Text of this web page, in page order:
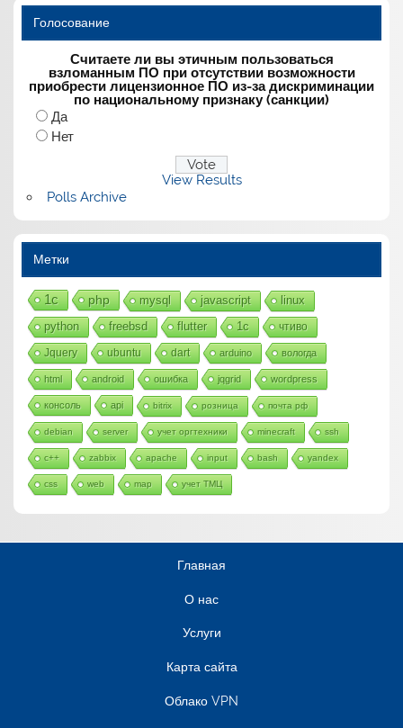
Голосование
Считаете ли вы этичным пользоваться
взломанным ПО при отсутствии возможности
приобрести лицензионное ПО из-за дискриминации
по национальному признаку (санкции)
Да
Нет
View Results
Polls Archive
Метки
1с php mysql javascript linux
python freebsd flutter 1c чтиво
Jquery ubuntu dart arduino вологда
html android ошибка jqgrid wordpress
консоль api bitrix розница почта рф
debian server учет оргтехники minecraft ssh
c++ zabbix apache input bash yandex
css web map учет ТМЦ
Главная
О нас
Услуги
Карта сайта
Облако VPN